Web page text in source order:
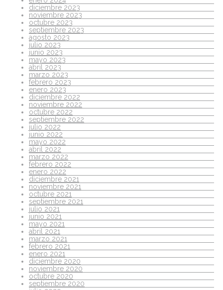
diciembre 2023
noviembre 2023
octubre 2023
septiembre 2023
agosto 2023
julio 2023
junio 2023
mayo 2023
abril 2023
marzo 2023
febrero 2023
enero 2023
diciembre 2022
noviembre 2022
octubre 2022
septiembre 2022
julio 2022
junio 2022
mayo 2022
abril 2022
marzo 2022
febrero 2022
enero 2022
diciembre 2021
noviembre 2021
octubre 2021
septiembre 2021
julio 2021
junio 2021
mayo 2021
abril 2021
marzo 2021
febrero 2021
enero 2021
diciembre 2020
noviembre 2020
octubre 2020
septiembre 2020